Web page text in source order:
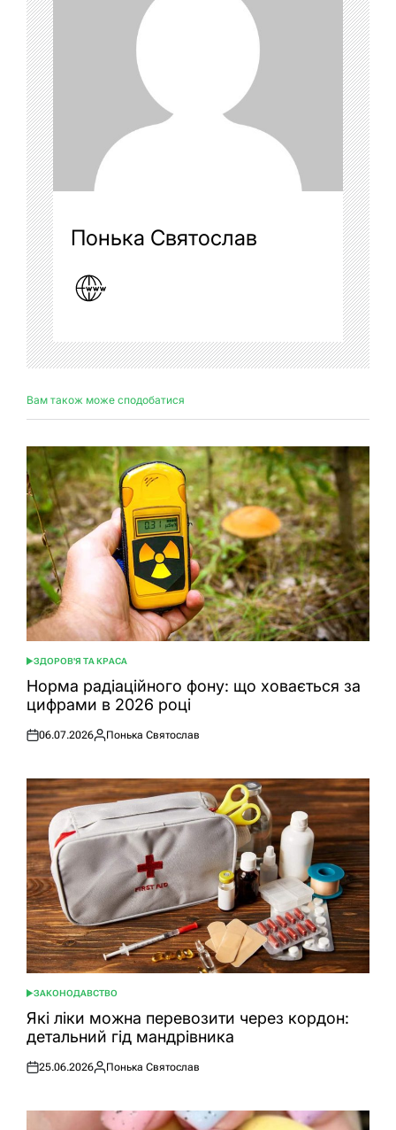
Понька Святослав
Вам також може сподобатися
ОПУБЛІКУВАТИ
У
ЗДОРОВ'Я ТА КРАСА
Норма радіаційного фону: що ховається за
цифрами в 2026 році
Оприлюднено
06.07.2026
Опубліковано
Понька Святослав
ОПУБЛІКУВАТИ
У
ЗАКОНОДАВСТВО
Які ліки можна перевозити через кордон:
детальний гід мандрівника
Оприлюднено
25.06.2026
Опубліковано
Понька Святослав